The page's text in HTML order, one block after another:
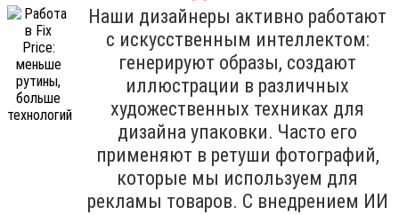
Наши дизайнеры активно работают
с искусственным интеллектом:
генерируют образы, создают
иллюстрации в различных
художественных техниках для
дизайна упаковки. Часто его
применяют в ретуши фотографий,
которые мы используем для
рекламы товаров. С внедрением ИИ